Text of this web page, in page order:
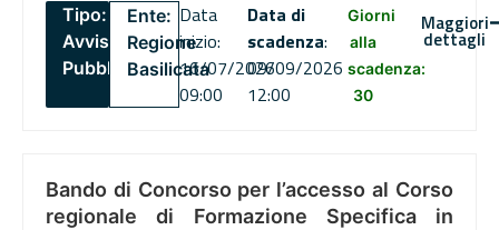
Tipo:
Avviso
Pubblico
Ente:
Regione
Basilicata
Data
inizio:
16/07/2026
09:00
Data di
scadenza:
09/09/2026
12:00
Giorni
alla
scadenza:
30
Maggiori
dettagli
Bando di Concorso per l’accesso al Corso
regionale di Formazione Specifica in